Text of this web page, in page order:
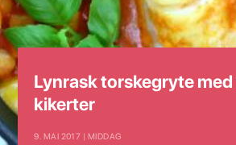
Lynrask torskegryte
kikerter
9. MAI 2017 | MIDDAG